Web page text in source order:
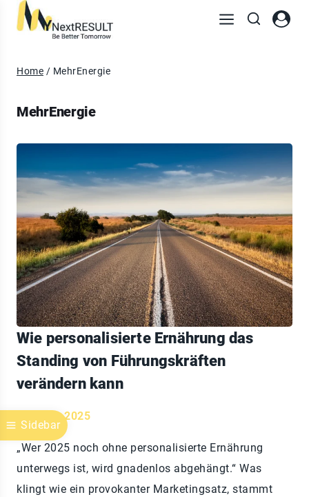
Sidebar
Home / MehrEnergie
MehrEnergie
Wie personalisierte Ernährung das
Standing von Führungskräften
verändern kann
April 22, 2025
„Wer 2025 noch ohne personalisierte Ernährung
unterwegs ist, wird gnadenlos abgehängt.“ Was
klingt wie ein provokanter Marketingsatz, stammt